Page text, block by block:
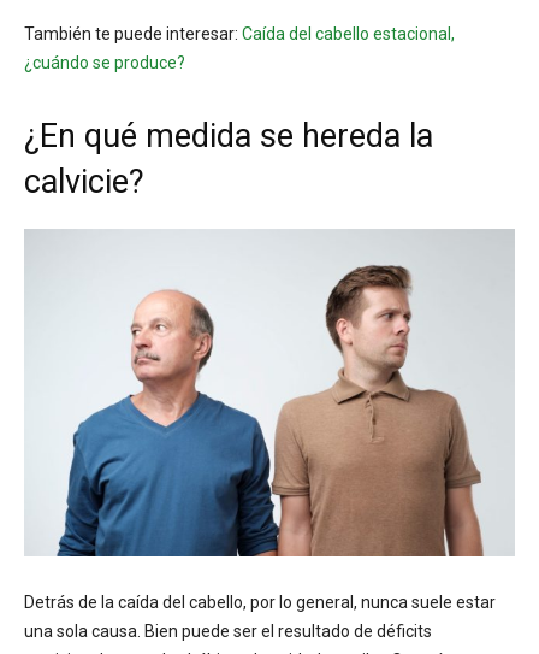
También te puede interesar: Caída del cabello estacional,
¿cuándo se produce?
¿En qué medida se hereda la
calvicie?
Detrás de la caída del cabello, por lo general, nunca suele estar
una sola causa. Bien puede ser el resultado de déficits